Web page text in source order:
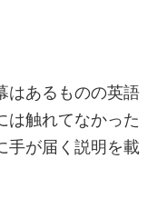
はあるものの英語
は触れてなかった
手が届く説明を載